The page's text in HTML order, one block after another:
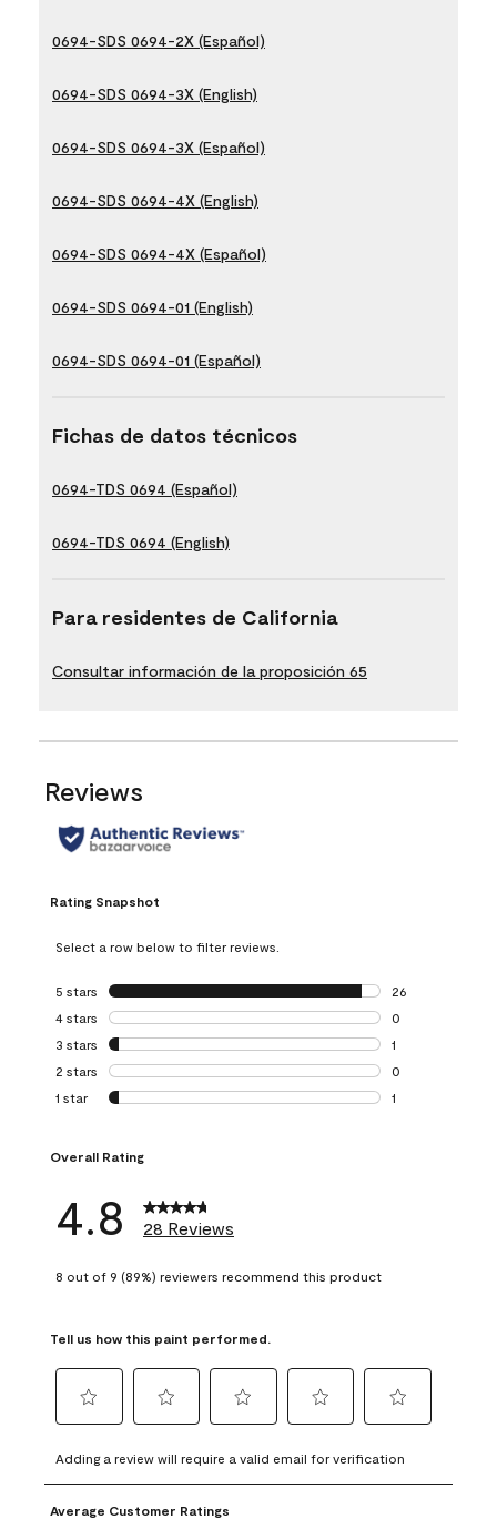
0694-SDS 0694-2X (Español)
0694-SDS 0694-3X (English)
0694-SDS 0694-3X (Español)
0694-SDS 0694-4X (English)
0694-SDS 0694-4X (Español)
0694-SDS 0694-01 (English)
0694-SDS 0694-01 (Español)
Fichas de datos técnicos
0694-TDS 0694 (Español)
0694-TDS 0694 (English)
Para residentes de California
Consultar información de la proposición 65
Reviews
Rating Snapshot
Select a row below to filter reviews.
5 stars stars
26
26 reviews with
4 stars stars
0
0 reviews with 4
3 stars stars
1
1 review with 3
2 stars stars
0
0 reviews with 2
1 star stars
1
Overall Rating
4.8 28 Reviews
8 out of 9 (89%) reviewers recommend this product
Tell us how this paint performed.
to
rate
the
item
to
rate
the
to
rate
item
to
rate
to
rate
Adding a review will require a valid email for verification
Average Customer Ratings